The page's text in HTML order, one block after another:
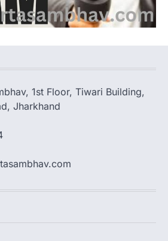
1st Floor, Tiwari Building,
Jharkhand